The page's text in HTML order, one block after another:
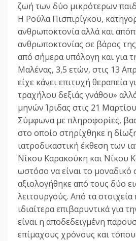
ζωή των δύο μικρότερων
Η Ρούλα Πισπιρίγκου,
ανθρωποκτονία αλλά και
ανθρωποκτονίας σε βάρος
από σήμερα υπόλογη και για
Μαλένας, 3,5 ετών, στις 13
είχε κάνει επιτυχή θεραπεία
τραχήλου δεξιάς γνάθου»
μηνών Ίριδας στις 21
Σύμφωνα με πληροφορίες,
στο οποίο στηρίχθηκε η
ιατροδικαστική έκθεση των
Νίκου Καρακούκη και Νίκου
ωστόσο να είναι το μοναδικό
αξιολογήθηκε από τους δύο
λειτουργούς. Από τα
ιδιαίτερα επιβαρυντικά για
είναι η αποδεδειγμένη
επίμαχους χρόνους και